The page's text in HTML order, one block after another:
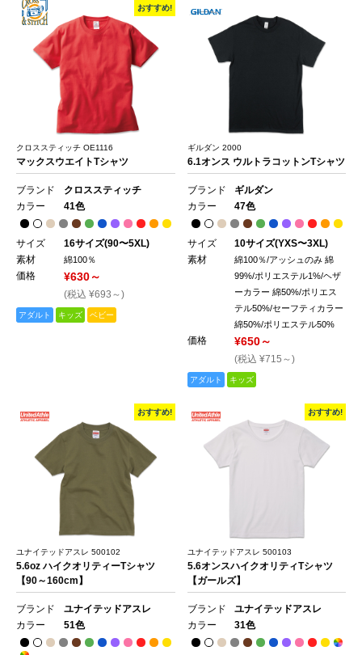
おすすめ!
クロススティッチ OE1116
マックスウエイトTシャツ
ブランド
クロススティッチ
カラー
41色
サイズ
16サイズ(90〜5XL)
素材
綿100％
価格 ¥630～
(税込 ¥693～)
アダルト キッズ ベビー
ギルダン 2000
6.1オンス ウルトラコットンTシャツ
ブランド
ギルダン
カラー
47色
サイズ
10サイズ(YXS〜3XL)
素材
綿100％/アッシュのみ 綿
99%/ポリエステル1%/ヘザ
ーカラー 綿50%/ポリエス
テル50%/セーフティカラー
綿50%/ポリエステル50%
価格 ¥650～
(税込 ¥715～)
アダルト キッズ
おすすめ!
ユナイテッドアスレ 500102
5.6oz ハイクオリティーTシャツ
【90～160cm】
ブランド
ユナイテッドアスレ
カラー
51色
おすすめ!
ユナイテッドアスレ 500103
5.6オンスハイクオリティTシャツ
【ガールズ】
ブランド
ユナイテッドアスレ
カラー
31色